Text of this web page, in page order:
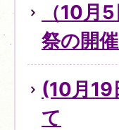
（10月
祭の開
(10月19
て